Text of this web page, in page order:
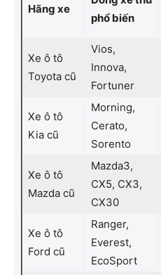
Hãng xe
phổ biến
Xe ô tô
Toyota cũ
Vios,
Innova,
Fortuner
Xe ô tô
Kia cũ
Morning,
Cerato,
Sorento
Xe ô tô
Mazda cũ
Mazda3,
CX5, CX3,
CX30
Xe ô tô
Ford cũ
Ranger,
Everest,
EcoSport